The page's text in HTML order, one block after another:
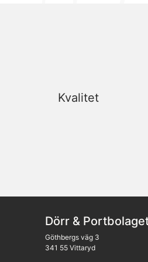
Kvalitet
Dörr &
Göthbergs väg 3
341 55 Vittaryd